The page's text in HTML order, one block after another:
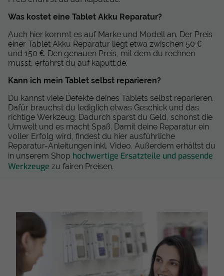
Was kostet eine Tablet Akku Reparatur?
Auch hier kommt es auf Marke und Modell an. Der Preis
einer Tablet Akku Reparatur liegt etwa zwischen 50 €
und 150 €. Den genauen Preis, mit dem du rechnen
musst, erfährst du auf kaputt.de.
Kann ich mein Tablet selbst reparieren?
Du kannst viele Defekte deines Tablets selbst reparieren.
Dafür brauchst du lediglich etwas Geschick und das
richtige Werkzeug. Dadurch sparst du Geld, schonst die
Umwelt und es macht Spaß. Damit deine Reparatur ein
voller Erfolg wird, findest du hier ausführliche
Reparatur-Anleitungen inkl. Video. Außerdem erhältst du
in unserem Shop hochwertige Ersatzteile und passende
Werkzeuge zu fairen Preisen.